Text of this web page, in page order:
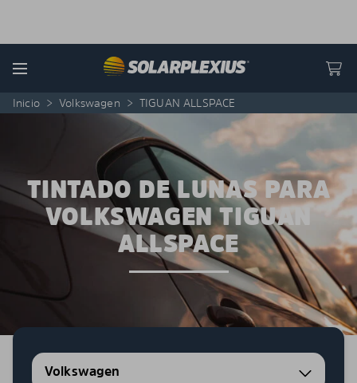
Menu
Inicio > Volkswagen > TIGUAN ALLSPACE
TINTADO DE LUNAS PARA
VOLKSWAGEN TIGUAN
ALLSPACE
Volkswagen